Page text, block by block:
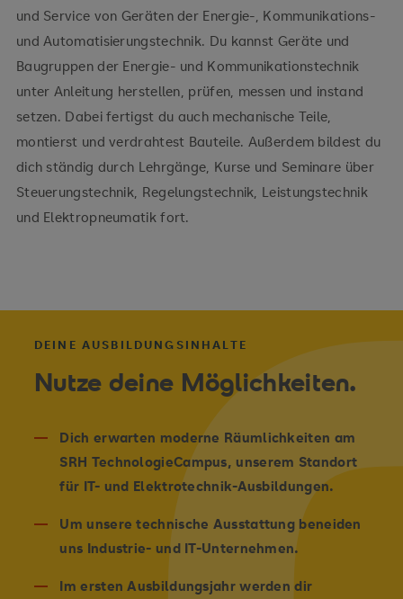
und Service von Geräten der Energie-, Kommunikations-
und Automatisierungstechnik. Du kannst Geräte und
Baugruppen der Energie- und Kommunikationstechnik
unter Anleitung herstellen, prüfen, messen und instand
setzen. Dabei fertigst du auch mechanische Teile,
montierst und verdrahtest Bauteile. Außerdem bildest du
dich ständig durch Lehrgänge, Kurse und Seminare über
Steuerungstechnik, Regelungstechnik, Leistungstechnik
und Elektropneumatik fort.
DEINE AUSBILDUNGSINHALTE
Nutze deine Möglichkeiten.
Dich erwarten moderne Räumlichkeiten am
SRH TechnologieCampus, unserem Standort
für IT- und Elektrotechnik-Ausbildungen.
Um unsere technische Ausstattung beneiden
uns Industrie- und IT-Unternehmen.
Im ersten Ausbildungsjahr werden dir